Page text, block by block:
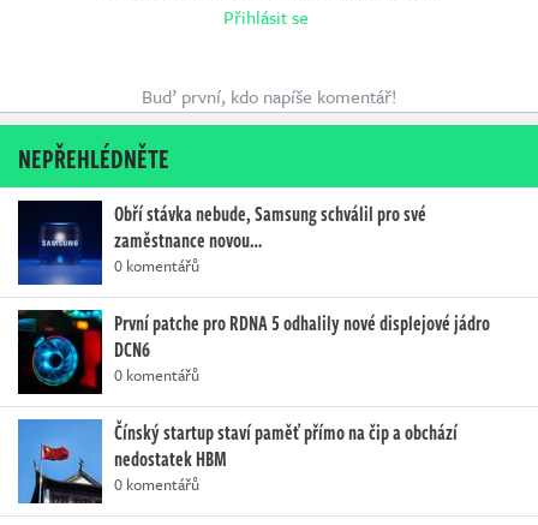
Přihlásit se
Buď první, kdo napíše komentář!
NEPŘEHLÉDNĚTE
Obří stávka nebude, Samsung schválil pro své
zaměstnance novou…
0 komentářů
První patche pro RDNA 5 odhalily nové displejové jádro
DCN6
0 komentářů
Čínský startup staví paměť přímo na čip a obchází
nedostatek HBM
0 komentářů